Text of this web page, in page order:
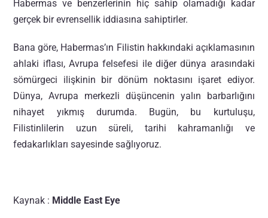
Habermas ve benzerlerinin hiç sahip olamadığı kadar
gerçek bir evrensellik iddiasına sahiptirler.
Bana göre, Habermas’ın Filistin hakkındaki açıklamasının
ahlaki iflası, Avrupa felsefesi ile diğer dünya arasındaki
sömürgeci ilişkinin bir dönüm noktasını işaret ediyor.
Dünya, Avrupa merkezli düşüncenin yalın barbarlığını
nihayet yıkmış durumda. Bugün, bu kurtuluşu,
Filistinlilerin uzun süreli, tarihi kahramanlığı ve
fedakarlıkları sayesinde sağlıyoruz.
Kaynak : Middle East Eye